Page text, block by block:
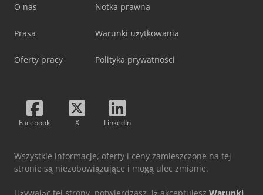
O nas
Prasa
Oferty pracy
Notka prawna
Warunki użytkowania
Polityka prywatności
Facebook X LinkedIn
Wszystkie informacje, oferty i ceny zamieszczone na tej
stronie są niezobowiązujące i mogą ulec zmianie.